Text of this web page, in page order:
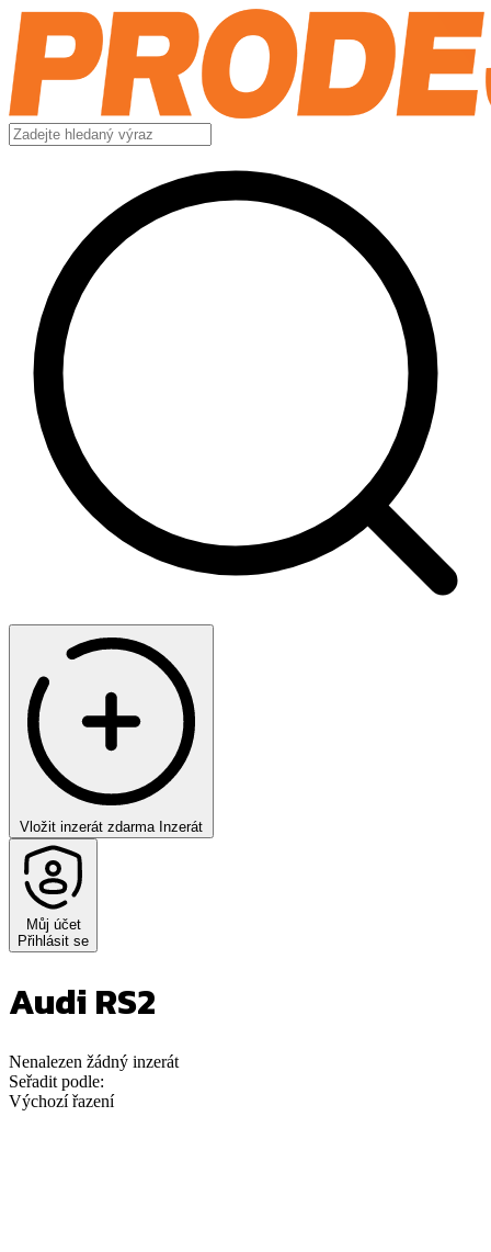
Vložit inzerát zdarma Inzerát
Můj účet
Přihlásit se
Audi RS2
Nenalezen žádný inzerát
Seřadit podle:
Výchozí řazení